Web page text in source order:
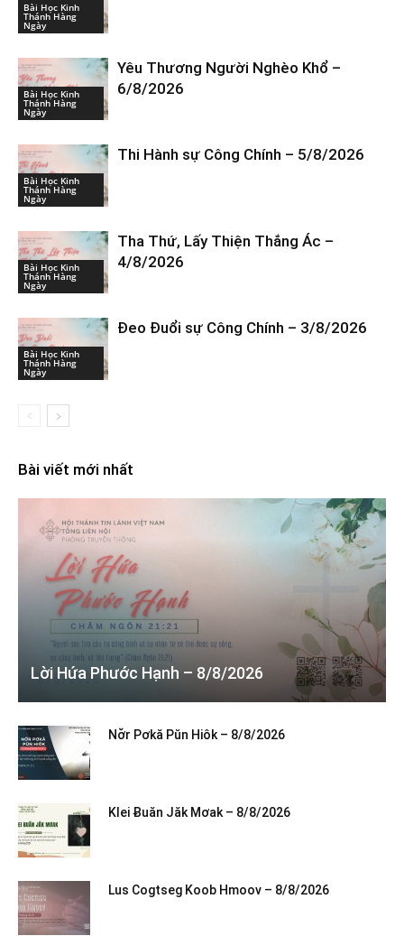
Bài Học Kinh
Thánh Hàng
Ngày
Bài Học Kinh
Thánh Hàng
Ngày
Yêu Thương Người Nghèo Khổ –
6/8/2026
Bài Học Kinh
Thánh Hàng
Ngày
Thi Hành sự Công Chính – 5/8/2026
Bài Học Kinh
Thánh Hàng
Ngày
Tha Thứ, Lấy Thiện Thắng Ác –
4/8/2026
Bài Học Kinh
Thánh Hàng
Ngày
Đeo Đuổi sự Công Chính – 3/8/2026
Bài viết mới nhất
Lời Hứa Phước Hạnh – 8/8/2026
Nơ̆r Pơkă Pŭn Hiôk – 8/8/2026
Klei Ƀuăn Jăk Mơak – 8/8/2026
Lus Cogtseg Koob Hmoov – 8/8/2026